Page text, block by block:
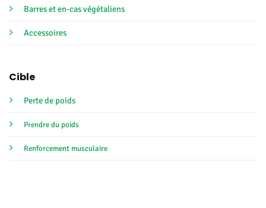
Barres et en-cas végétaliens
Accessoires
Cible
Perte de poids
Prendre du poids
Renforcement musculaire